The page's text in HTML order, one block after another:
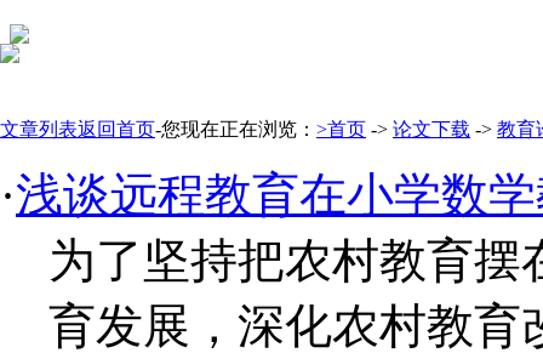
文章列表返回首页-您现在正在浏览： >首页 -> 论文下载 -> 教育
·浅谈远程教育在小学数
为了坚持把农村教育
育发展，深化农村教育